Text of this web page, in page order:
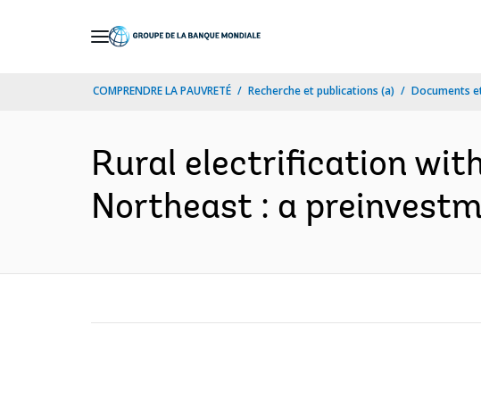
COMPRENDRE LA PAUVRETÉ Recherche et publications (a) Documents
Rural electrification
Northeast : a